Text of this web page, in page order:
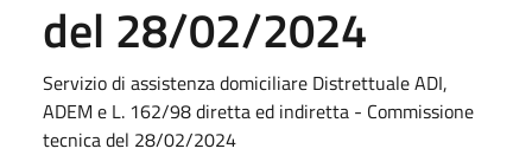
del 28/02/2024
Servizio di assistenza domiciliare Distrettuale ADI,
ADEM e L. 162/98 diretta ed indiretta - Commissione
tecnica del 28/02/2024